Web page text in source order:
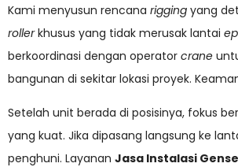
Kami menyusun rencana rigging yang
rollerkhusus yang tidak merusak lantai
berkoordinasi dengan operator crane
bangunan di sekitar lokasi proyek.
Setelah unit berada di posisinya, fokus
yang kuat. Jika dipasang langsung ke
penghuni. Layanan Jasa Instalasi